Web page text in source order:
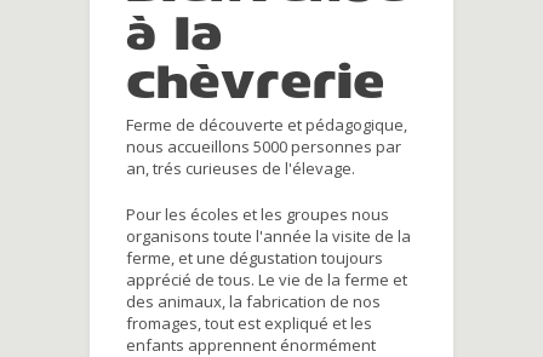
à la
chèvrerie
Ferme de découverte et pédagogique,
nous accueillons 5000 personnes par
an, trés curieuses de l'élevage.
Pour les écoles et les groupes nous
organisons toute l'année la visite de la
ferme, et une dégustation toujours
apprécié de tous. Le vie de la ferme et
des animaux, la fabrication de nos
fromages, tout est expliqué et les
enfants apprennent énormément